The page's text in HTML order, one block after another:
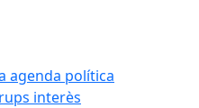
agenda política
interès